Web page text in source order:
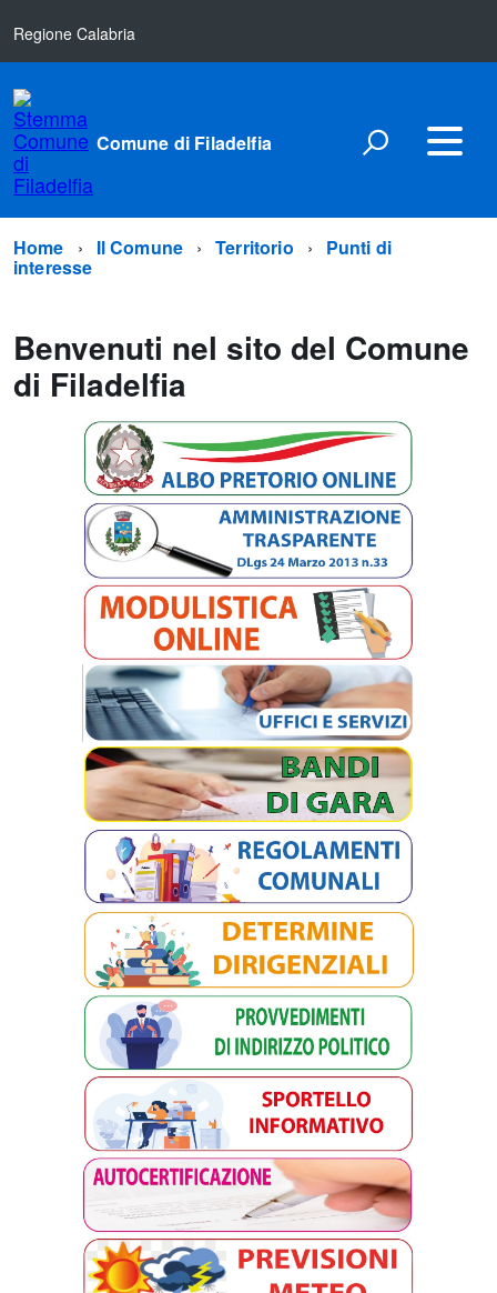
Regione Calabria
Comune di Filadelfia
Home Il Comune Territorio Punti di
interesse
Benvenuti nel sito del Comune
di Filadelfia